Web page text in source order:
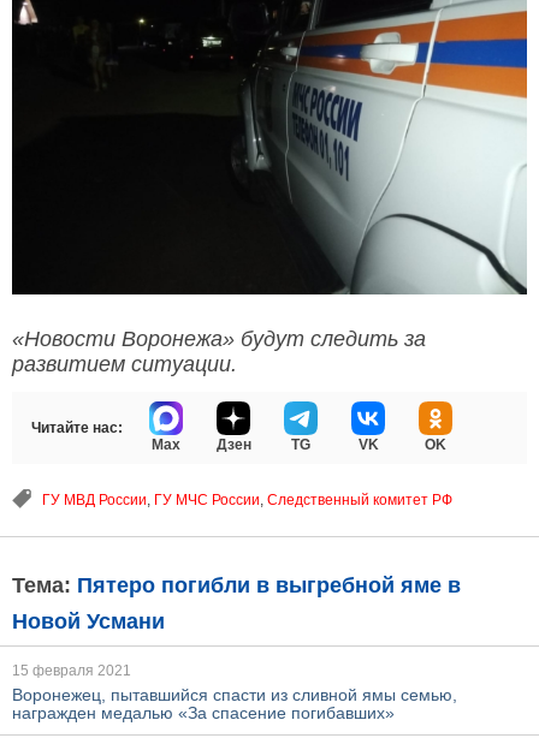
«Новости Воронежа» будут следить за
развитием ситуации.
Читайте нас:
Max
Дзен TG VK OK
ГУ МВД России, ГУ МЧС России, Следственный комитет РФ
Тема: Пятеро погибли в выгребной яме в
Новой Усмани
15 февраля 2021
Воронежец, пытавшийся спасти из сливной ямы семью,
награжден медалью «За спасение погибавших»